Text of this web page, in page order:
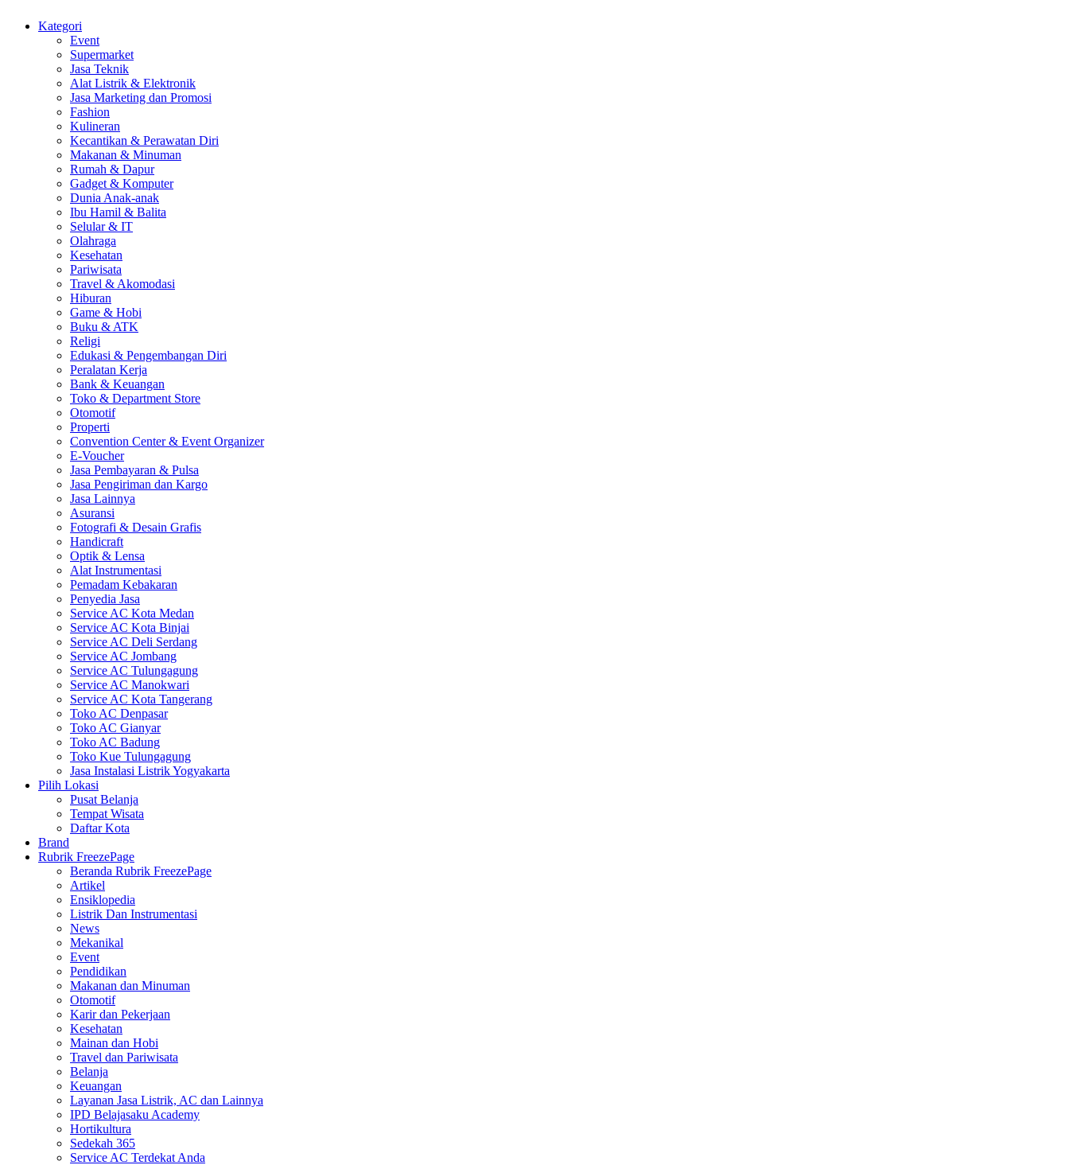
Kategori
Event
Supermarket
Jasa Teknik
Alat Listrik & Elektronik
Jasa Marketing dan Promosi
Fashion
Kulineran
Kecantikan & Perawatan Diri
Makanan & Minuman
Rumah & Dapur
Gadget & Komputer
Dunia Anak-anak
Ibu Hamil & Balita
Selular & IT
Olahraga
Kesehatan
Pariwisata
Travel & Akomodasi
Hiburan
Game & Hobi
Buku & ATK
Religi
Edukasi & Pengembangan Diri
Peralatan Kerja
Bank & Keuangan
Toko & Department Store
Otomotif
Properti
Convention Center & Event Organizer
E-Voucher
Jasa Pembayaran & Pulsa
Jasa Pengiriman dan Kargo
Jasa Lainnya
Asuransi
Fotografi & Desain Grafis
Handicraft
Optik & Lensa
Alat Instrumentasi
Pemadam Kebakaran
Penyedia Jasa
Service AC Kota Medan
Service AC Kota Binjai
Service AC Deli Serdang
Service AC Jombang
Service AC Tulungagung
Service AC Manokwari
Service AC Kota Tangerang
Toko AC Denpasar
Toko AC Gianyar
Toko AC Badung
Toko Kue Tulungagung
Jasa Instalasi Listrik Yogyakarta
Pilih Lokasi
Pusat Belanja
Tempat Wisata
Daftar Kota
Brand
Rubrik FreezePage
Beranda Rubrik FreezePage
Artikel
Ensiklopedia
Listrik Dan Instrumentasi
News
Mekanikal
Event
Pendidikan
Makanan dan Minuman
Otomotif
Karir dan Pekerjaan
Kesehatan
Mainan dan Hobi
Travel dan Pariwisata
Belanja
Keuangan
Layanan Jasa Listrik, AC dan Lainnya
IPD Belajasaku Academy
Hortikultura
Sedekah 365
Service AC Terdekat Anda